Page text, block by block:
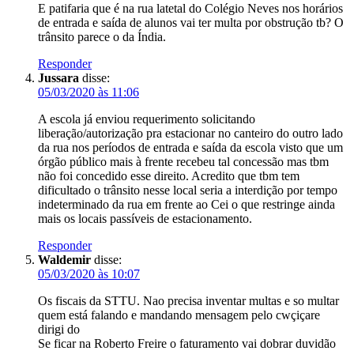
E patifaria que é na rua latetal do Colégio Neves nos horários
de entrada e saída de alunos vai ter multa por obstrução tb? O
trânsito parece o da Índia.
Responder
Jussara disse:
05/03/2020 às 11:06
A escola já enviou requerimento solicitando
liberação/autorização pra estacionar no canteiro do outro lado
da rua nos períodos de entrada e saída da escola visto que um
órgão público mais à frente recebeu tal concessão mas tbm
não foi concedido esse direito. Acredito que tbm tem
dificultado o trânsito nesse local seria a interdição por tempo
indeterminado da rua em frente ao Cei o que restringe ainda
mais os locais passíveis de estacionamento.
Responder
Waldemir disse:
05/03/2020 às 10:07
Os fiscais da STTU. Nao precisa inventar multas e so multar
quem está falando e mandando mensagem pelo cwçiçare
dirigi do
Se ficar na Roberto Freire o faturamento vai dobrar duvidão